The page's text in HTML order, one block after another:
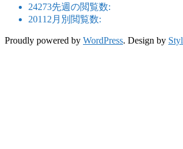
24273先週の閲覧数:
20112 月別閲覧数:
Proudly powered by WordPress. Design by